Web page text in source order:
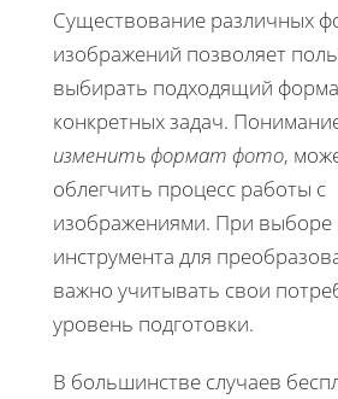
Существование различных
изображений позволяет
выбирать подходящий
конкретных задач.
изменить формат фото,
облегчить процесс работы с
изображениями. При
инструмента для
важно учитывать свои
уровень подготовки.
В большинстве случаев